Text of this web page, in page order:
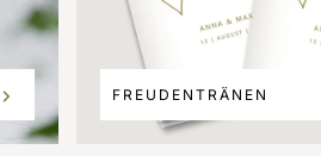
FREUDENTRÄNEN